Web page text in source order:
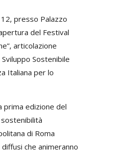
presso Palazzo
del Festival
articolazione
Sostenibile
Italiana per lo
prima edizione del
di Roma
che animeranno